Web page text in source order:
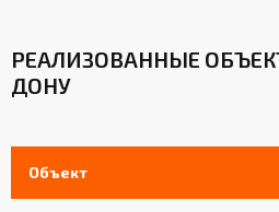
РЕАЛИЗОВАННЫЕ
ДОНУ
Объект